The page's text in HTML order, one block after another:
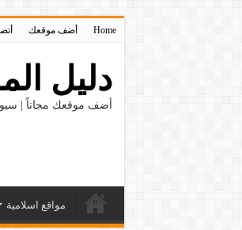
Home أضف موقعك
دليل
أضف موقعك مجاناً | سيو
مواقع اسلامية